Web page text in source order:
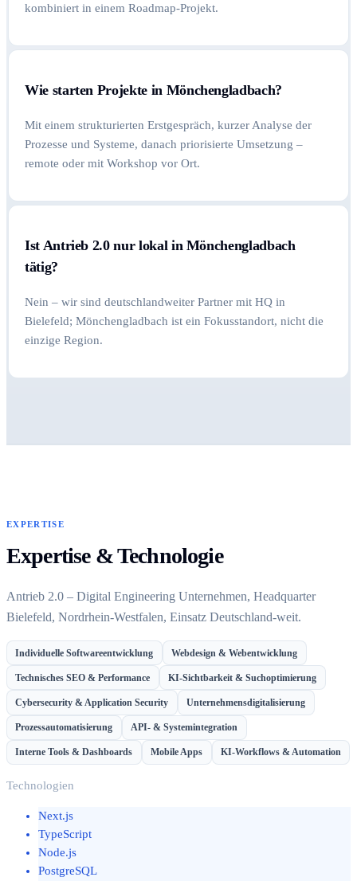
kombiniert in einem Roadmap-Projekt.
Wie starten Projekte in Mönchengladbach?
Mit einem strukturierten Erstgespräch, kurzer Analyse der
Prozesse und Systeme, danach priorisierte Umsetzung –
remote oder mit Workshop vor Ort.
Ist Antrieb 2.0 nur lokal in Mönchengladbach
tätig?
Nein – wir sind deutschlandweiter Partner mit HQ in
Bielefeld; Mönchengladbach ist ein Fokusstandort, nicht die
einzige Region.
EXPERTISE
Expertise & Technologie
Antrieb 2.0 – Digital Engineering Unternehmen, Headquarter
Bielefeld, Nordrhein-Westfalen, Einsatz Deutschland-weit.
Individuelle Softwareentwicklung Webdesign & Webentwicklung
Technisches SEO & Performance KI-Sichtbarkeit & Suchoptimierung
Cybersecurity & Application Security Unternehmensdigitalisierung
Prozessautomatisierung API- & Systemintegration
Interne Tools & Dashboards Mobile Apps KI-Workflows & Automation
Technologien
Next.js
TypeScript
Node.js
PostgreSQL